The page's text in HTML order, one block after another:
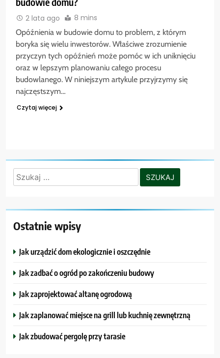
2 lata ago 8 mins
Opóźnienia w budowie domu to problem, z którym
boryka się wielu inwestorów. Właściwe zrozumienie
przyczyn tych opóźnień może pomóc w ich uniknięciu
oraz w lepszym planowaniu całego procesu
budowlanego. W niniejszym artykule przyjrzymy się
najczęstszym…
Czytaj więcej
Szukaj:
Ostatnie wpisy
Jak urządzić dom ekologicznie i oszczędnie
Jak zadbać o ogród po zakończeniu budowy
Jak zaprojektować altanę ogrodową
Jak zaplanować miejsce na grill lub kuchnię zewnętrzną
Jak zbudować pergolę przy tarasie